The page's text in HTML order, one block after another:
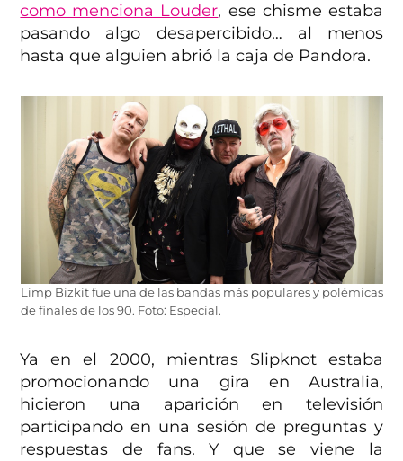
como menciona Louder, ese chisme estaba
pasando algo desapercibido… al menos
hasta que alguien abrió la caja de Pandora.
Limp Bizkit fue una de las bandas más populares y polémicas
de finales de los 90. Foto: Especial.
Ya en el 2000, mientras Slipknot estaba
promocionando una gira en Australia,
hicieron una aparición en televisión
participando en una sesión de preguntas y
respuestas de fans. Y que se viene la